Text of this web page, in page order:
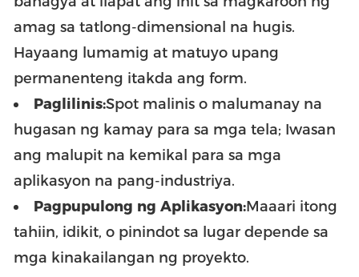
amag sa tatlong-dimensional na hugis.
Hayaang lumamig at matuyo upang
permanenteng itakda ang form.
Paglilinis:Spot malinis o malumanay na
hugasan ng kamay para sa mga tela; Iwasan
ang malupit na kemikal para sa mga
aplikasyon na pang-industriya.
Pagpupulong ng Aplikasyon:Maaari itong
tahiin, idikit, o pinindot sa lugar depende sa
mga kinakailangan ng proyekto.